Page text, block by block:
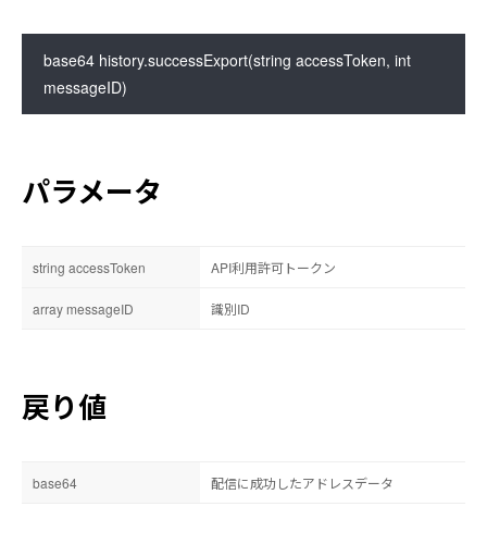
base64 history.successExport(string accessToken, int
messageID)
パラメータ
string accessToken API利用許可トークン
array messageID 識別ID
戻り値
base64 配信に成功したアドレスデータ